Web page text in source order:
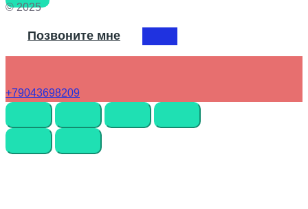
© 2025
Позвоните мне
+79043698209